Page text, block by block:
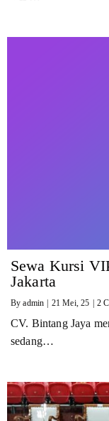
Sewa Kursi
Jakarta
Byadmin 21 Mei, 25 2
CV. Bintang Jaya
sedang…